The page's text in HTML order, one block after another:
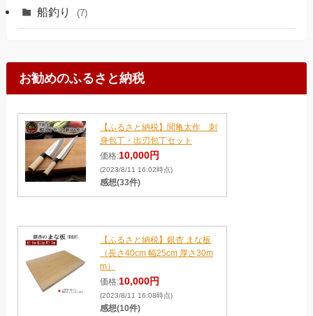
船釣り (7)
お勧めのふるさと納税
【ふるさと納税】関亀太作 刺
身包丁・出刃包丁セット
価格:10,000円
(2023/8/11 16:02時点)
感想(33件)
【ふるさと納税】銀杏 まな板
（長さ40cm 幅25cm 厚さ30m
m）
価格:10,000円
(2023/8/11 16:08時点)
感想(10件)